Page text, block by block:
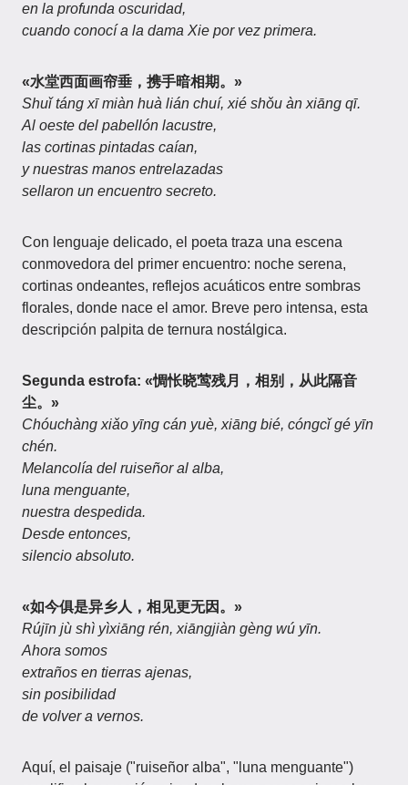
en la profunda oscuridad,
cuando conocí a la dama Xie por vez primera.
«水堂西面画帘垂，携手暗相期。»
Shuǐ táng xī miàn huà lián chuí, xié shǒu àn xiāng qī.
Al oeste del pabellón lacustre,
las cortinas pintadas caían,
y nuestras manos entrelazadas
sellaron un encuentro secreto.
Con lenguaje delicado, el poeta traza una escena
conmovedora del primer encuentro: noche serena,
cortinas ondeantes, reflejos acuáticos entre sombras
florales, donde nace el amor. Breve pero intensa, esta
descripción palpita de ternura nostálgica.
Segunda estrofa: «惆怅晓莺残月，相别，从此隔音
尘。»
Chóuchàng xiǎo yīng cán yuè, xiāng bié, cóngcǐ gé yīn
chén.
Melancolía del ruiseñor al alba,
luna menguante,
nuestra despedida.
Desde entonces,
silencio absoluto.
«如今俱是异乡人，相见更无因。»
Rújīn jù shì yìxiāng rén, xiāngjiàn gèng wú yīn.
Ahora somos
extraños en tierras ajenas,
sin posibilidad
de volver a vernos.
Aquí, el paisaje ("ruiseñor alba", "luna menguante")